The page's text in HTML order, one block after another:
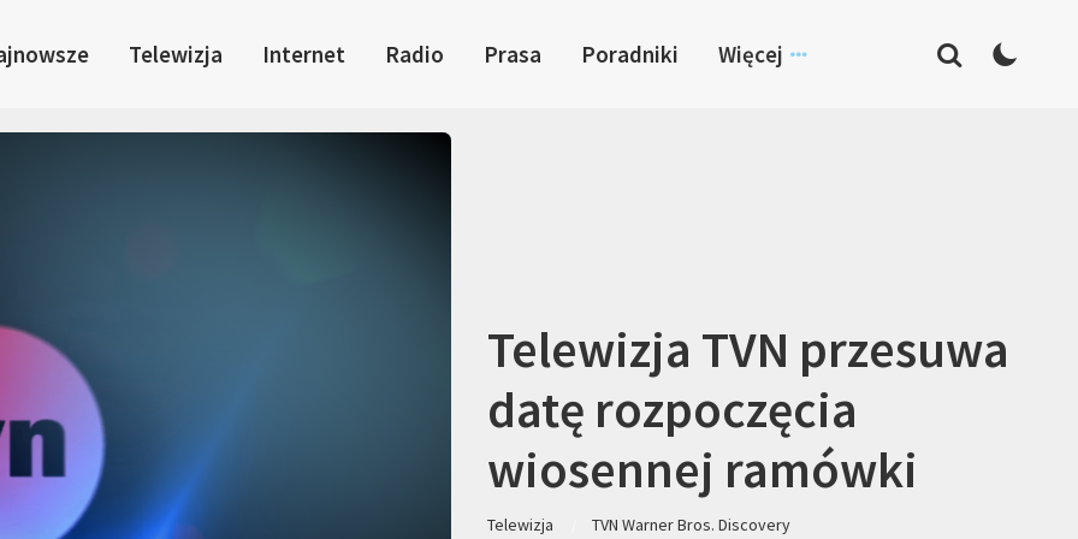
Telewizja Internet Radio Prasa Poradniki Więcej
Telewizja TVN przesuwa
datę rozpoczęcia
wiosennej ramówki
Telewizja TVN Warner Bros. Discovery